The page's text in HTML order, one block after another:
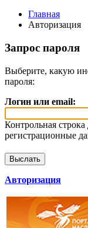
Главная
Авторизация
Запрос пароля
Выберите, какую
пароля:
Логин или email:
Контрольная
регистрационные
Авторизация